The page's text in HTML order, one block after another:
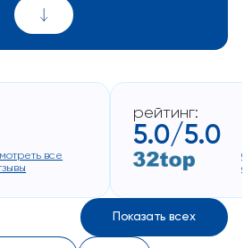
все
рейтинг:
5.0/5.0
Показать всех